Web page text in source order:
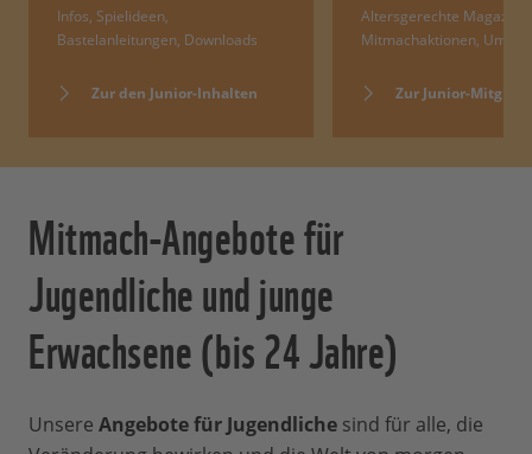
Infos, Spielideen,
Bastelanleitungen, Downloads
Zur den Junior-Inhalten
Altersgerechte Magazine,
Mitmachaktionen,
Zur Junior-
Mitmach-Angebote für
Jugendliche und junge
Erwachsene (bis 24 Jahre)
Unsere Angebote für Jugendliche sind für alle, die